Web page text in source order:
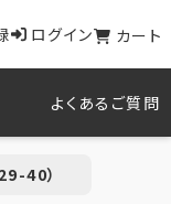
ログイン カート
よくあるご質問
40）